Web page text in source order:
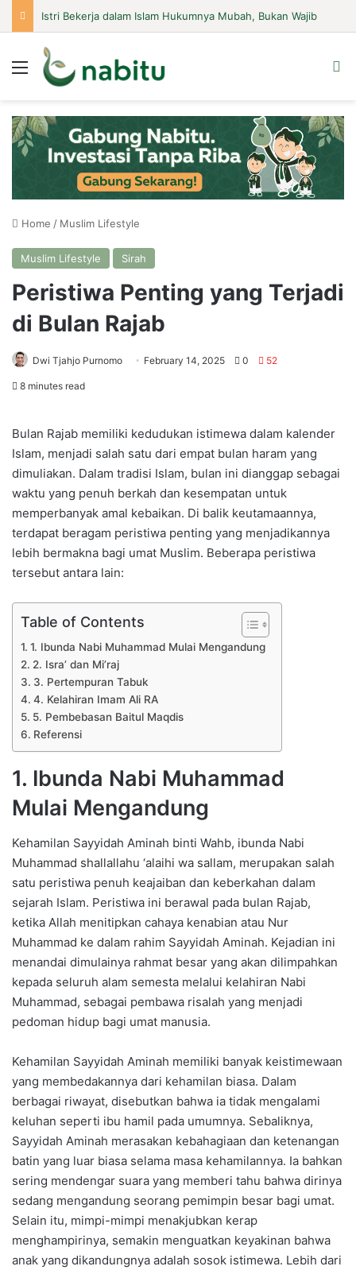
Istri Bekerja dalam Islam Hukumnya Mubah, Bukan Wajib
Menu
Home / Muslim Lifestyle
Muslim Lifestyle Sirah
Peristiwa Penting yang Terjadi
di Bulan Rajab
Dwi Tjahjo Purnomo February 14, 2025 0 52
8 minutes read
Bulan Rajab memiliki kedudukan istimewa dalam kalender
Islam, menjadi salah satu dari empat bulan haram yang
dimuliakan. Dalam tradisi Islam, bulan ini dianggap sebagai
waktu yang penuh berkah dan kesempatan untuk
memperbanyak amal kebaikan. Di balik keutamaannya,
terdapat beragam peristiwa penting yang menjadikannya
lebih bermakna bagi umat Muslim. Beberapa peristiwa
tersebut antara lain:
Table of Contents
1. Ibunda Nabi Muhammad Mulai Mengandung
2. Isra’ dan Mi’raj
3. Pertempuran Tabuk
4. Kelahiran Imam Ali RA
5. Pembebasan Baitul Maqdis
Referensi
1. Ibunda Nabi Muhammad
Mulai Mengandung
Kehamilan Sayyidah Aminah binti Wahb, ibunda Nabi
Muhammad shallallahu ‘alaihi wa sallam, merupakan salah
satu peristiwa penuh keajaiban dan keberkahan dalam
sejarah Islam. Peristiwa ini berawal pada bulan Rajab,
ketika Allah menitipkan cahaya kenabian atau Nur
Muhammad ke dalam rahim Sayyidah Aminah. Kejadian ini
menandai dimulainya rahmat besar yang akan dilimpahkan
kepada seluruh alam semesta melalui kelahiran Nabi
Muhammad, sebagai pembawa risalah yang menjadi
pedoman hidup bagi umat manusia.
Kehamilan Sayyidah Aminah memiliki banyak keistimewaan
yang membedakannya dari kehamilan biasa. Dalam
berbagai riwayat, disebutkan bahwa ia tidak mengalami
keluhan seperti ibu hamil pada umumnya. Sebaliknya,
Sayyidah Aminah merasakan kebahagiaan dan ketenangan
batin yang luar biasa selama masa kehamilannya. Ia bahkan
sering mendengar suara yang memberi tahu bahwa dirinya
sedang mengandung seorang pemimpin besar bagi umat.
Selain itu, mimpi-mimpi menakjubkan kerap
menghampirinya, semakin menguatkan keyakinan bahwa
anak yang dikandungnya adalah sosok istimewa. Lebih dari